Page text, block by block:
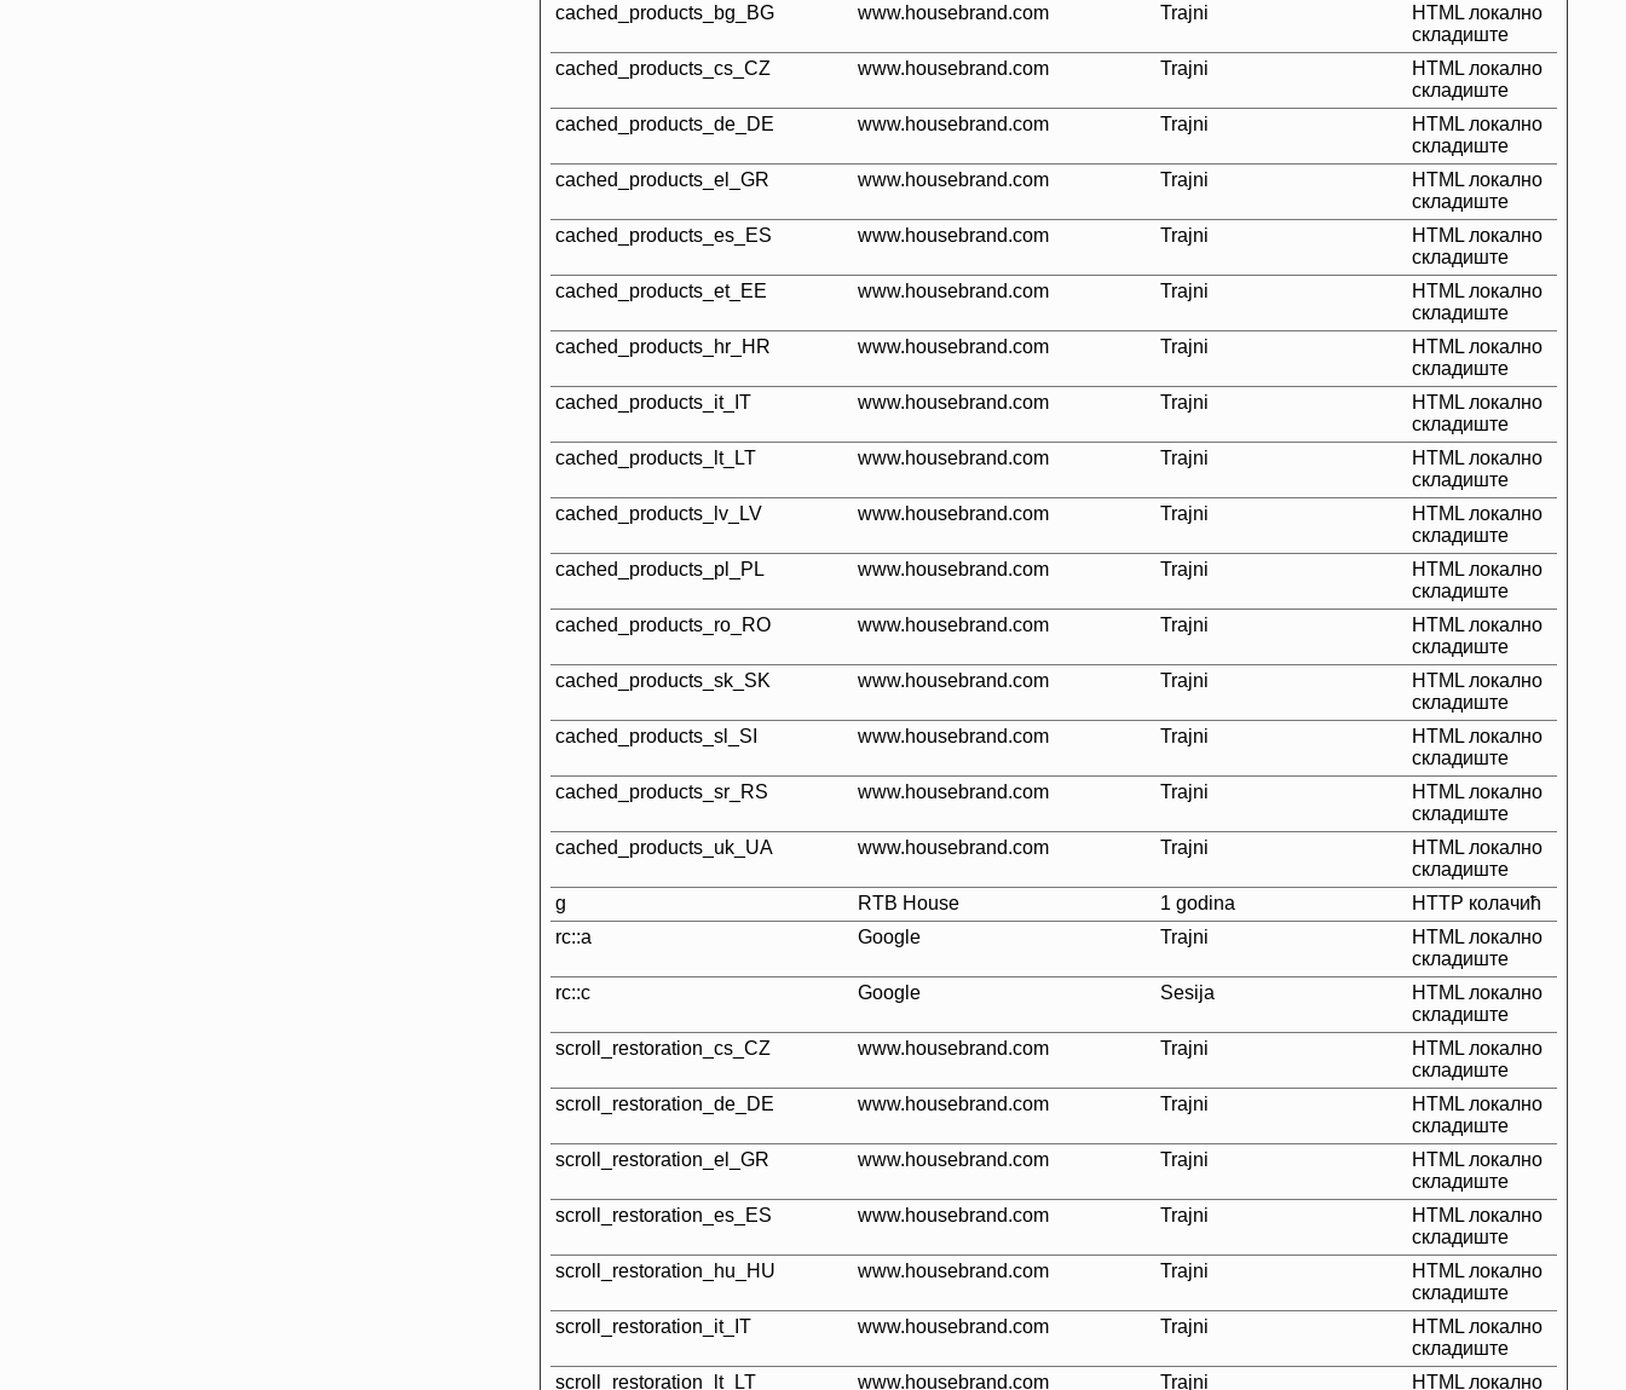
cached_products_bg_BG
www.housebrand.com Trajni
HTML локално
складиште
cached_products_cs_CZ
www.housebrand.com Trajni
HTML локално
складиште
cached_products_de_DE
www.housebrand.com Trajni
HTML локално
складиште
cached_products_el_GR
www.housebrand.com Trajni
HTML локално
складиште
cached_products_es_ES
www.housebrand.com Trajni
HTML локално
складиште
cached_products_et_EE
www.housebrand.com Trajni
HTML локално
складиште
cached_products_hr_HR
www.housebrand.com Trajni
HTML локално
складиште
cached_products_it_IT
www.housebrand.com Trajni
HTML локално
складиште
cached_products_lt_LT
www.housebrand.com Trajni
HTML локално
складиште
cached_products_lv_LV
www.housebrand.com Trajni
HTML локално
складиште
cached_products_pl_PL
www.housebrand.com Trajni
HTML локално
складиште
cached_products_ro_RO
www.housebrand.com Trajni
HTML локално
складиште
cached_products_sk_SK
www.housebrand.com Trajni
HTML локално
складиште
cached_products_sl_SI
www.housebrand.com Trajni
HTML локално
складиште
cached_products_sr_RS
www.housebrand.com Trajni
HTML локално
складиште
cached_products_uk_UA
www.housebrand.com Trajni
HTML локално
складиште
g
RTB House 1 godina
HTTP колачић
rc::a
Google Trajni
HTML локално
складиште
rc::c
Google Sesija
HTML локално
складиште
scroll_restoration_cs_CZ
www.housebrand.com Trajni
HTML локално
складиште
scroll_restoration_de_DE
www.housebrand.com Trajni
HTML локално
складиште
scroll_restoration_el_GR
www.housebrand.com Trajni
HTML локално
складиште
scroll_restoration_es_ES
www.housebrand.com Trajni
HTML локално
складиште
scroll_restoration_hu_HU
www.housebrand.com Trajni
HTML локално
складиште
scroll_restoration_it_IT
www.housebrand.com Trajni
HTML локално
складиште
scroll_restoration_lt_LT
www.housebrand.com Trajni HTML локално